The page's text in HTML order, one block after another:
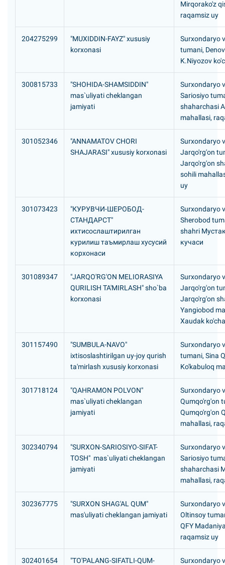
Mirqorako'z
raqamsiz uy
204275299
"МUXIDDIN-FAYZ" xususiy
korxonasi
Surxondaryo
tumani,
K.Niyozov
300815733
"SHOHIDA-SHAMSIDDIN"
mas`uliyati cheklangan
jamiyati
Surxondaryo
Sariosiyo
shaharchasi
mahallasi,
301052346
"ANNAMATOV CHORI
SHAJARASI" xususiy korxonasi
Surxondaryo
Jarqo'rg'on
Jarqo'rg'on
sohili
uy
301073423
"КУРУВЧИ-ШЕРОБОД-
СТАHДАРСТ"
ихтисослаштирилган
курилиш таъмирлаш хусусий
корхонаси
Surxondaryo
Sherobod
shahri
кучаси
301089347
"JARQO'RG'ON MELIORASIYA
QURILISH TA'MIRLASH" sho`ba
korxonasi
Surxondaryo
Jarqo'rg'on
Jarqo'rg'on
Yangiobod
Xaudak
301157490
"SUMBULA-NAVO"
ixtisoslashtirilgan uy-joy qurish
ta'mirlash xususiy korxonasi
Surxondaryo
tumani, Sina
Ko'kabuloq
301718124
"QAHRAMON POLVON"
mas`uliyati cheklangan
jamiyati
Surxondaryo
Qumqo'rg'on
Qumqo'rg'on
mahallasi,
302340794
"SURXON-SARIOSIYO-SIFAT-
TOSH" mas`uliyati cheklangan
jamiyati
Surxondaryo
Sariosiyo
shaharchasi
mahallasi,
302367775
"SURXON SHAG'AL QUM"
mas'uliyati cheklangan jamiyati
Surxondaryo
Oltinsoy
QFY
raqamsiz uy
302401654
"TO'PALANG-SIFATLI-QUM-
Surxondaryo